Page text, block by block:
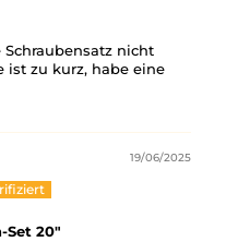
nicht
ist zu kurz, habe eine
19/06/2025
Set 20"